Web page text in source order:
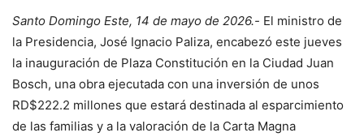
Santo Domingo Este, 14 de mayo de 2026.- El ministro de
la Presidencia, José Ignacio Paliza, encabezó este jueves
la inauguración de Plaza Constitución en la Ciudad Juan
Bosch, una obra ejecutada con una inversión de unos
RD$222.2 millones que estará destinada al esparcimiento
de las familias y a la valoración de la Carta Magna